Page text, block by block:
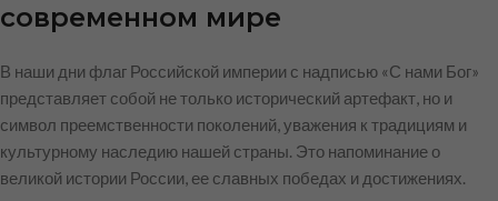
современном мире
В наши дни флаг Российской империи с надписью «С нами Бог»
представляет собой не только исторический артефакт, но и
символ преемственности поколений, уважения к традициям и
культурному наследию нашей страны. Это напоминание о
великой истории России, ее славных победах и достижениях.